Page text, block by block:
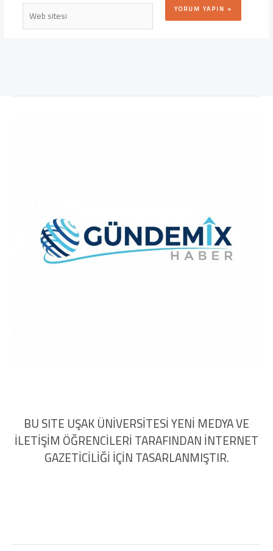
Web
sitesi
BU SITE UŞAK ÜNİVERSİTESİ YENİ MEDYA VE
İLETİŞİM ÖĞRENCİLERİ TARAFINDAN İNTERNET
GAZETİCİLİĞİ İÇİN TASARLANMIŞTIR.